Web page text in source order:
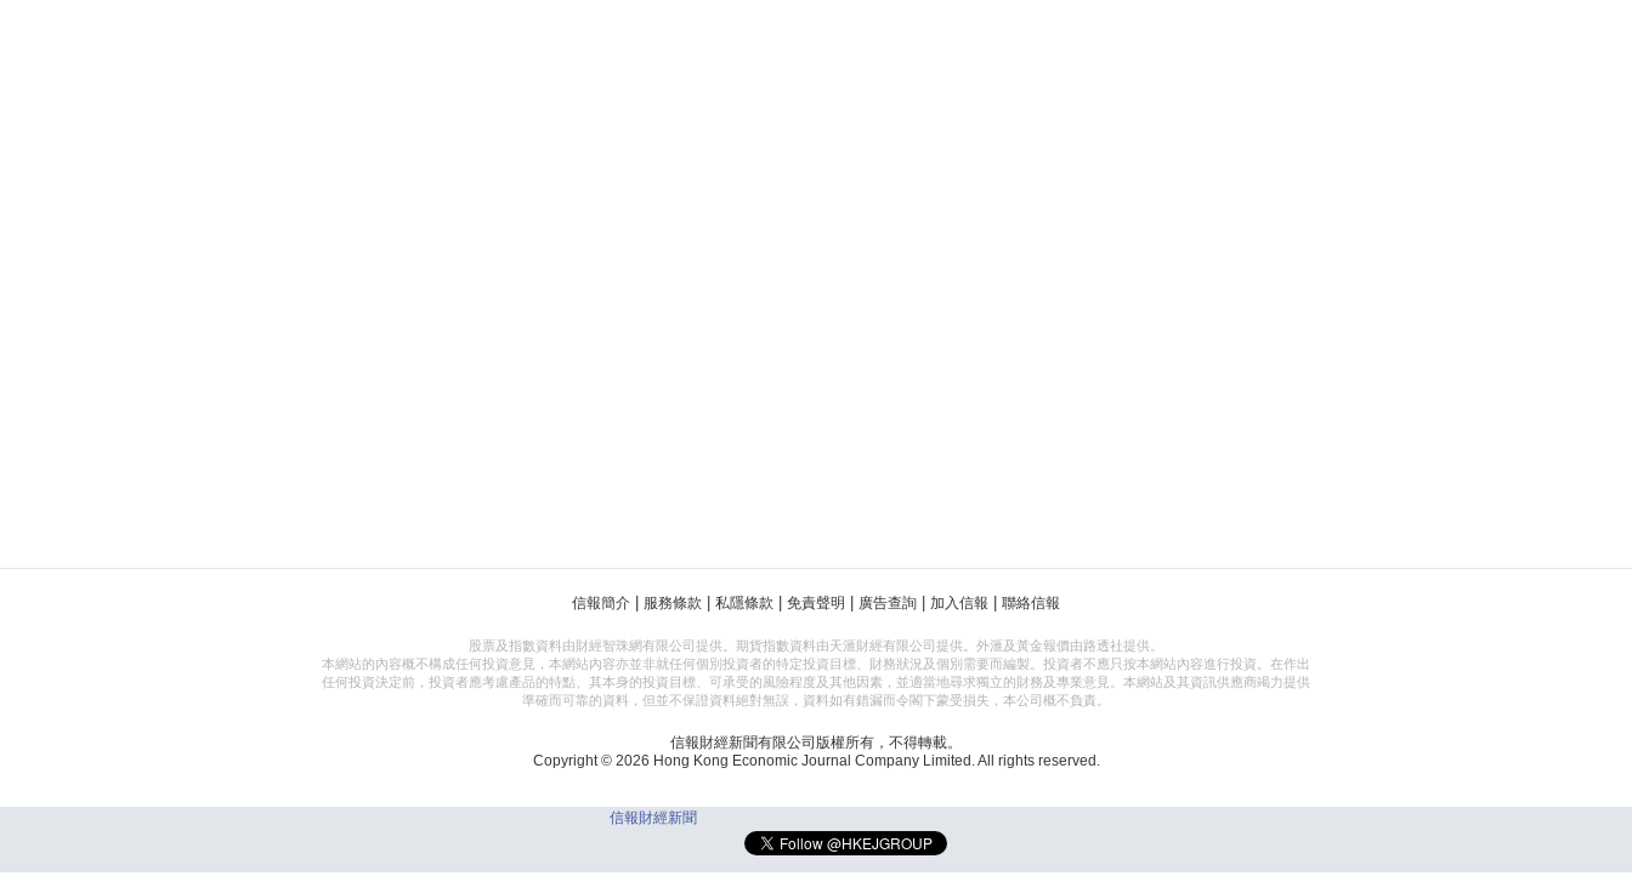
信報簡介 服務條款 私隱條款 免責聲明 廣告查詢 加入信報 聯絡信報
股票及指數資料由財經智珠網有限公司提供。期貨指數資料由天滙財經有限公司提供。外滙及黃金報價由路透社提供。
本網站的內容概不構成任何投資意見，本網站內容亦並非就任何個別投資者的特定投資目標、財務狀況及個別需要而編製。投資者不應只按本網站內容進行投資。在作出
任何投資決定前，投資者應考慮產品的特點、其本身的投資目標、可承受的風險程度及其他因素，並適當地尋求獨立的財務及專業意見。本網站及其資訊供應商竭力提供
準確而可靠的資料，但並不保證資料絕對無誤，資料如有錯漏而令閣下蒙受損失，本公司概不負責。
信報財經新聞有限公司版權所有，不得轉載。
Copyright © 2026 Hong Kong Economic Journal Company Limited. All rights reserved.
信報財經新聞